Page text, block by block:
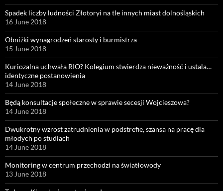
Spadek liczby ludności Złotoryi na tle innych miast dolnośląskich
16 June 2018
Obniżki wynagrodzeń starosty i burmistrza
15 June 2018
Kuriozalna uchwała RIO? Kolegium stwierdza nieważność i ustala…
identyczne postanowienia
14 June 2018
Będą konsultacje społeczne w sprawie secesji Wojcieszowa?
14 June 2018
Dwukrotny wzrost zatrudnienia w podstrefie, szansa na pracę dla
młodych po studiach
14 June 2018
Monitoring w centrum przechodzi na światłowody
13 June 2018